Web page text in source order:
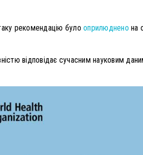
рекомендацію було оприлюднено на
відповідає сучасним науковим